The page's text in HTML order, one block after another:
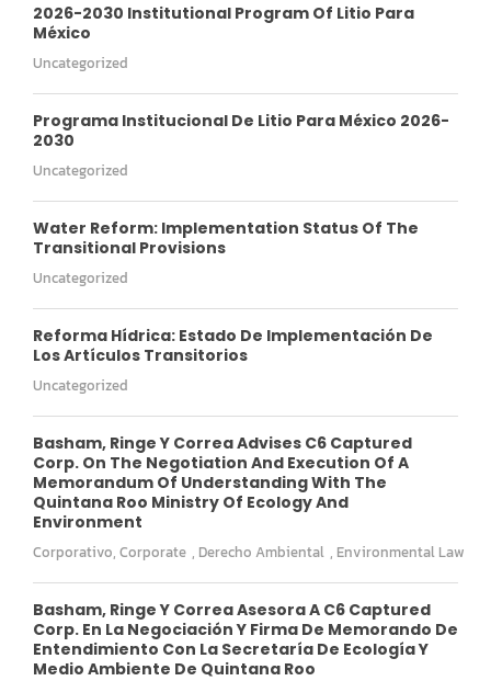
2026-2030 Institutional Program Of Litio Para
México
Uncategorized
Programa Institucional De Litio Para México 2026-
2030
Uncategorized
Water Reform: Implementation Status Of The
Transitional Provisions
Uncategorized
Reforma Hídrica: Estado De Implementación De
Los Artículos Transitorios
Uncategorized
Basham, Ringe Y Correa Advises C6 Captured
Corp. On The Negotiation And Execution Of A
Memorandum Of Understanding With The
Quintana Roo Ministry Of Ecology And
Environment
Corporativo, Corporate , Derecho Ambiental , Environmental Law
Basham, Ringe Y Correa Asesora A C6 Captured
Corp. En La Negociación Y Firma De Memorando De
Entendimiento Con La Secretaría De Ecología Y
Medio Ambiente De Quintana Roo